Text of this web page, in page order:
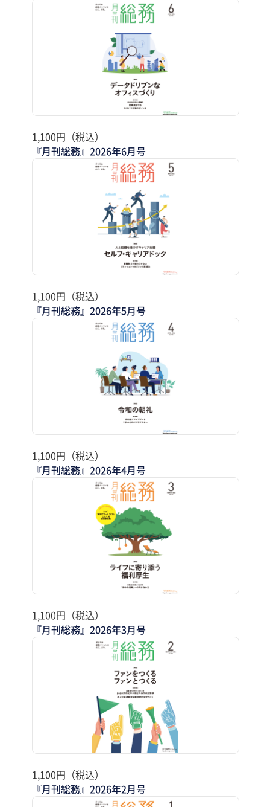
1,100円（税込）
『月刊総務』2026年6月号
1,100円（税込）
『月刊総務』2026年5月号
1,100円（税込）
『月刊総務』2026年4月号
1,100円（税込）
『月刊総務』2026年3月号
1,100円（税込）
『月刊総務』2026年2月号